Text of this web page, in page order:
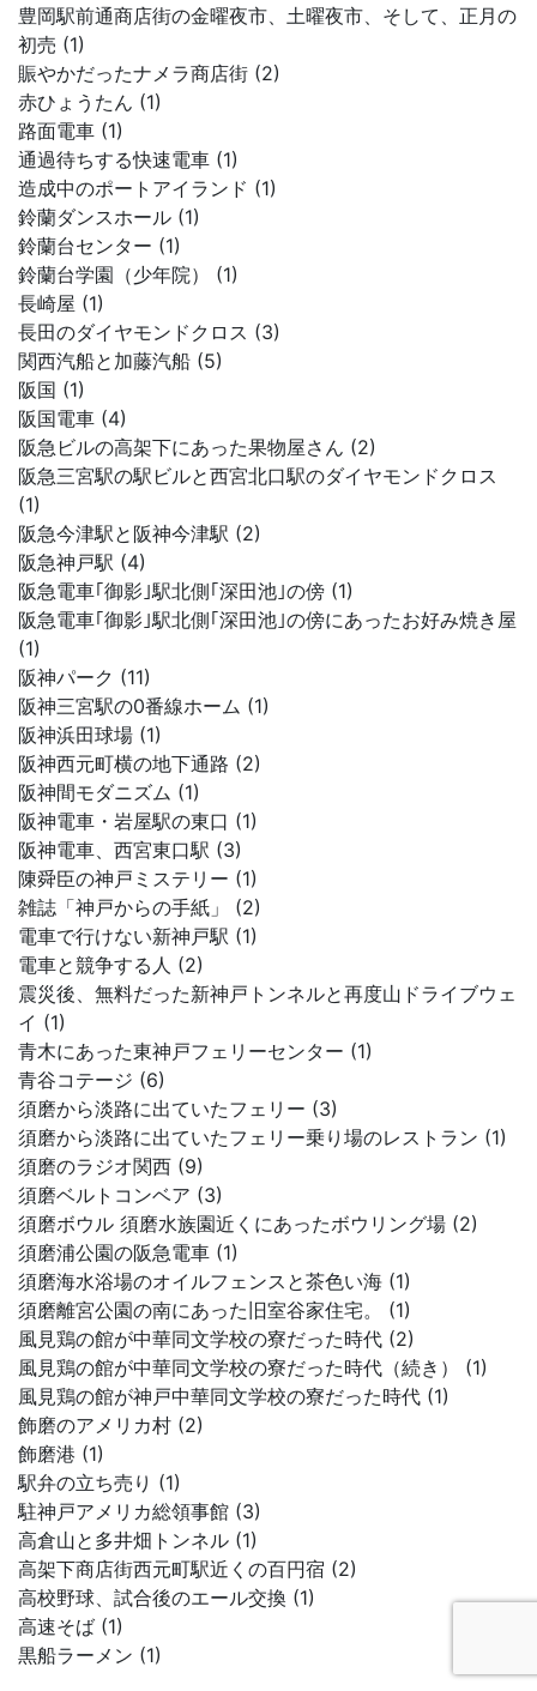
豊岡駅前通商店街の金曜夜市、土曜夜市、そして、正月の
初売 (1)
賑やかだったナメラ商店街 (2)
赤ひょうたん (1)
路面電車 (1)
通過待ちする快速電車 (1)
造成中のポートアイランド (1)
鈴蘭ダンスホール (1)
鈴蘭台センター (1)
鈴蘭台学園（少年院） (1)
長崎屋 (1)
長田のダイヤモンドクロス (3)
関西汽船と加藤汽船 (5)
阪国 (1)
阪国電車 (4)
阪急ビルの高架下にあった果物屋さん (2)
阪急三宮駅の駅ビルと西宮北口駅のダイヤモンドクロス
(1)
阪急今津駅と阪神今津駅 (2)
阪急神戸駅 (4)
阪急電車｢御影｣駅北側｢深田池｣の傍 (1)
阪急電車｢御影｣駅北側｢深田池｣の傍にあったお好み焼き屋
(1)
阪神パーク (11)
阪神三宮駅の0番線ホーム (1)
阪神浜田球場 (1)
阪神西元町横の地下通路 (2)
阪神間モダニズム (1)
阪神電車・岩屋駅の東口 (1)
阪神電車、西宮東口駅 (3)
陳舜臣の神戸ミステリー (1)
雑誌「神戸からの手紙」 (2)
電車で行けない新神戸駅 (1)
電車と競争する人 (2)
震災後、無料だった新神戸トンネルと再度山ドライブウェ
イ (1)
青木にあった東神戸フェリーセンター (1)
青谷コテージ (6)
須磨から淡路に出ていたフェリー (3)
須磨から淡路に出ていたフェリー乗り場のレストラン (1)
須磨のラジオ関西 (9)
須磨ベルトコンベア (3)
須磨ボウル 須磨水族園近くにあったボウリング場 (2)
須磨浦公園の阪急電車 (1)
須磨海水浴場のオイルフェンスと茶色い海 (1)
須磨離宮公園の南にあった旧室谷家住宅。 (1)
風見鶏の館が中華同文学校の寮だった時代 (2)
風見鶏の館が中華同文学校の寮だった時代（続き） (1)
風見鶏の館が神戸中華同文学校の寮だった時代 (1)
飾磨のアメリカ村 (2)
飾磨港 (1)
駅弁の立ち売り (1)
駐神戸アメリカ総領事館 (3)
高倉山と多井畑トンネル (1)
高架下商店街西元町駅近くの百円宿 (2)
高校野球、試合後のエール交換 (1)
高速そば (1)
黒船ラーメン (1)